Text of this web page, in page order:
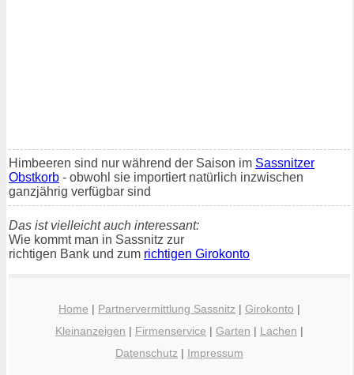
Himbeeren sind nur während der Saison im Sassnitzer
Obstkorb - obwohl sie importiert natürlich inzwischen
ganzjährig verfügbar sind
Das ist vielleicht auch interessant:
Wie kommt man in Sassnitz zur
richtigen Bank und zum richtigen Girokonto
Home | Partnervermittlung Sassnitz | Girokonto |
Kleinanzeigen | Firmenservice | Garten | Lachen |
Datenschutz | Impressum